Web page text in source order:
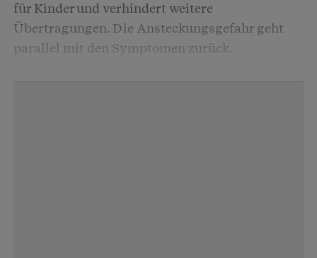
für Kinder und verhindert weitere
Übertragungen. Die Ansteckungsgefahr geht
parallel mit den Symptomen zurück.